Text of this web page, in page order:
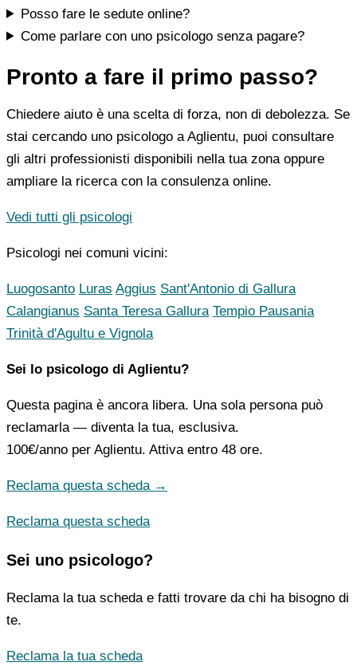
Posso fare le sedute online?
Come parlare con uno psicologo senza pagare?
Pronto a fare il primo passo?
Chiedere aiuto è una scelta di forza, non di debolezza. Se
stai cercando uno psicologo a Aglientu, puoi consultare
gli altri professionisti disponibili nella tua zona oppure
ampliare la ricerca con la consulenza online.
Vedi tutti gli psicologi
Psicologi nei comuni vicini:
Luogosanto Luras Aggius Sant'Antonio di Gallura
Calangianus Santa Teresa Gallura Tempio Pausania
Trinità d'Agultu e Vignola
Sei lo psicologo di Aglientu?
Questa pagina è ancora libera. Una sola persona può
reclamarla — diventa la tua, esclusiva.
100€/anno per Aglientu. Attiva entro 48 ore.
Reclama questa scheda →
Reclama questa scheda
Sei uno psicologo?
Reclama la tua scheda e fatti trovare da chi ha bisogno di
te.
Reclama la tua scheda